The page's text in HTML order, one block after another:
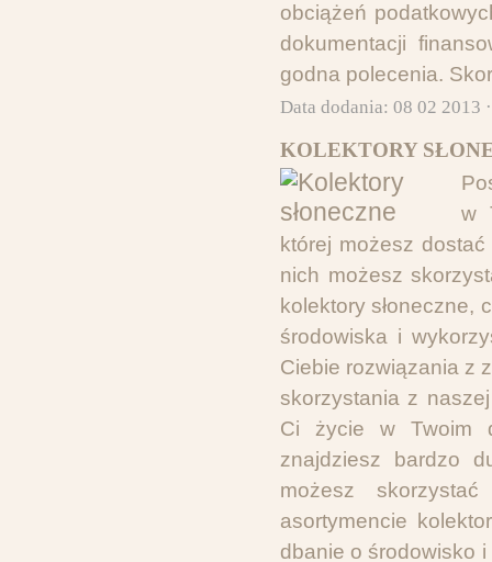
obciążeń
dokumentacji
godna polecenia.
Data dodania: 08 02 2013
KOLEKTORY
w
której możesz
nich możesz
kolektory słoneczne,
środowiska i
Ciebie rozwiązania z
skorzystania z
Ci życie w Twoim
znajdziesz bardzo
możesz
asortymencie
dbanie o środowisko